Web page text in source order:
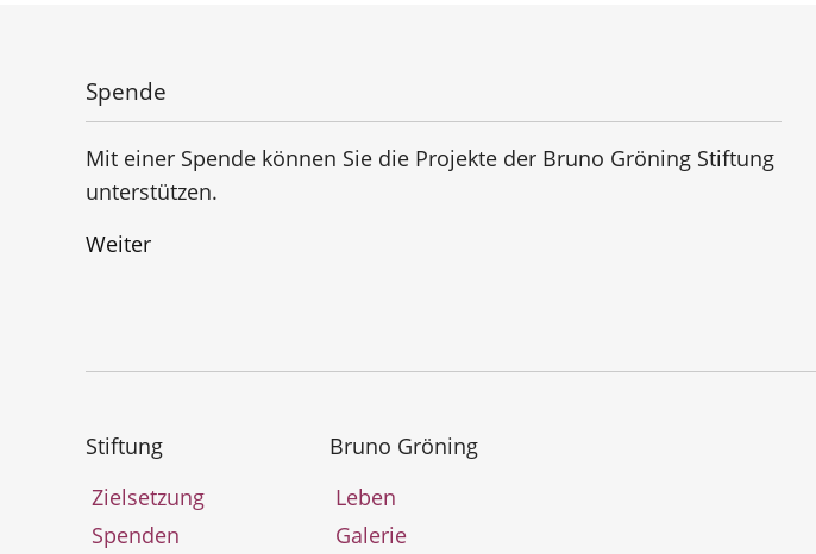
Spende
Mit einer Spende können Sie die Projekte der Bruno Gröning Stiftung
unterstützen.
Weiter
Stiftung
Zielsetzung
Spenden
Bruno Gröning
Leben
Galerie